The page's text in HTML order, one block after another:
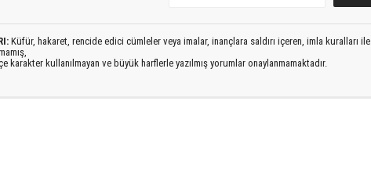
Küfür, hakaret, rencide edici cümleler veya imalar, inançlara saldırı içeren, imla kuralları ile
karakter kullanılmayan ve büyük harflerle yazılmış yorumlar onaylanmamaktadır.